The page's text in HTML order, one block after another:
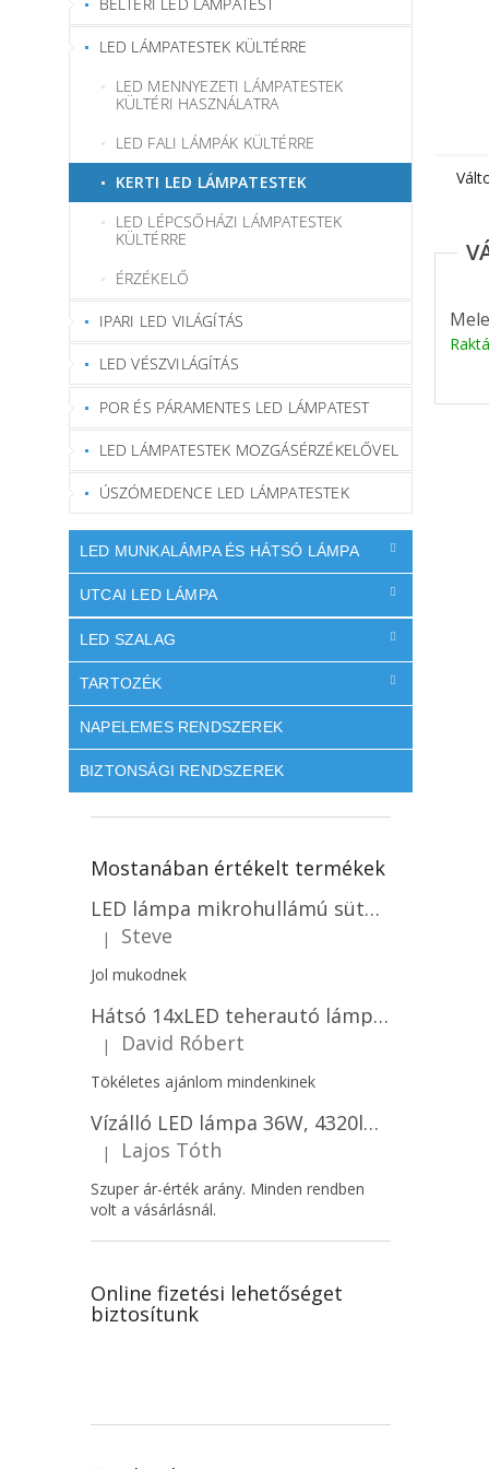
LED LÁMPATESTEK KÜLTÉRRE
LED MENNYEZETI LÁMPATESTEK
KÜLTÉRI HASZNÁLATRA
LED FALI LÁMPÁK KÜLTÉRRE
KERTI LED LÁMPATESTEK
LED LÉPCSŐHÁZI LÁMPATESTEK
KÜLTÉRRE
ÉRZÉKELŐ
IPARI LED VILÁGÍTÁS
LED VÉSZVILÁGÍTÁS
POR ÉS PÁRAMENTES LED LÁMPATEST
LED LÁMPATESTEK MOZGÁSÉRZÉKELŐVEL
ÚSZÓMEDENCE LED LÁMPATESTEK
LED MUNKALÁMPA ÉS HÁTSÓ LÁMPA
UTCAI LED LÁMPA
LED SZALAG
TARTOZÉK
NAPELEMES RENDSZEREK
BIZTONSÁGI RENDSZEREK
Mostanában értékelt termékek
LED lámpa mikrohullámú sütővel és fényérzékelővel 18W, 1830lm, IP44, 4000K, kerek, fehér keret/2-PACK!
A termék értékelése 5-ből 5 csillag.
| Steve
Jol mukodnek
Hátsó 14xLED teherautó lámpa, 12V, bal vagy jobb oldali vagy jobb oldali/2-PACK! [L1070-BL]
A termék értékelése 5-ből 5 csillag.
| David Róbert
Tökéletes ajánlom mindenkinek
Vízálló LED lámpa 36W, 4320lm (120lm/W), IP65, 120cm, 5+7 gratis!
A termék értékelése 5-ből 5 csillag.
| Lajos Tóth
Szuper ár-érték arány. Minden rendben
volt a vásárlásnál.
Online fizetési lehetőséget
biztosítunk